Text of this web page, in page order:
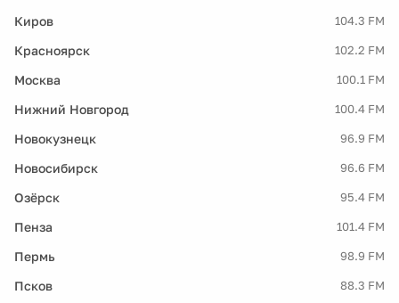
Киров 104.3 FM
Красноярск 102.2 FM
Москва 100.1 FM
Нижний Новгород 100.4 FM
Новокузнецк 96.9 FM
Новосибирск 96.6 FM
Озёрск 95.4 FM
Пенза 101.4 FM
Пермь 98.9 FM
Псков 88.3 FM